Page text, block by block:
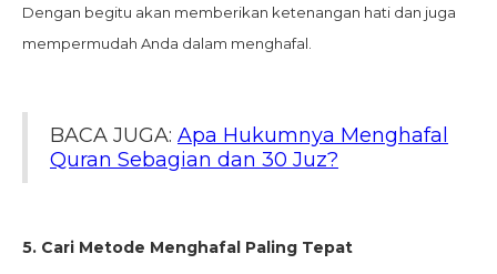
Dengan begitu akan memberikan ketenangan hati dan juga
mempermudah Anda dalam menghafal.
BACA JUGA: Apa Hukumnya Menghafal
Quran Sebagian dan 30 Juz?
5. Cari Metode Menghafal Paling Tepat